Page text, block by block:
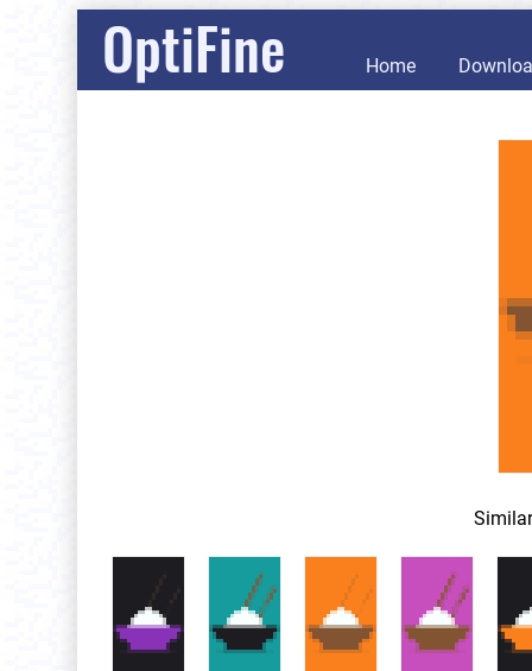
OptiFine Home